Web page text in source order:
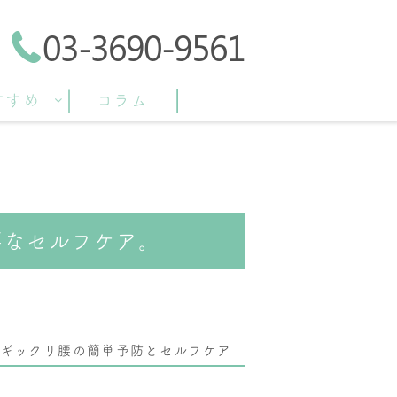
03-3690-9561
すめ コラム
セルフケア。
ックリ腰の簡単予防とセルフケア